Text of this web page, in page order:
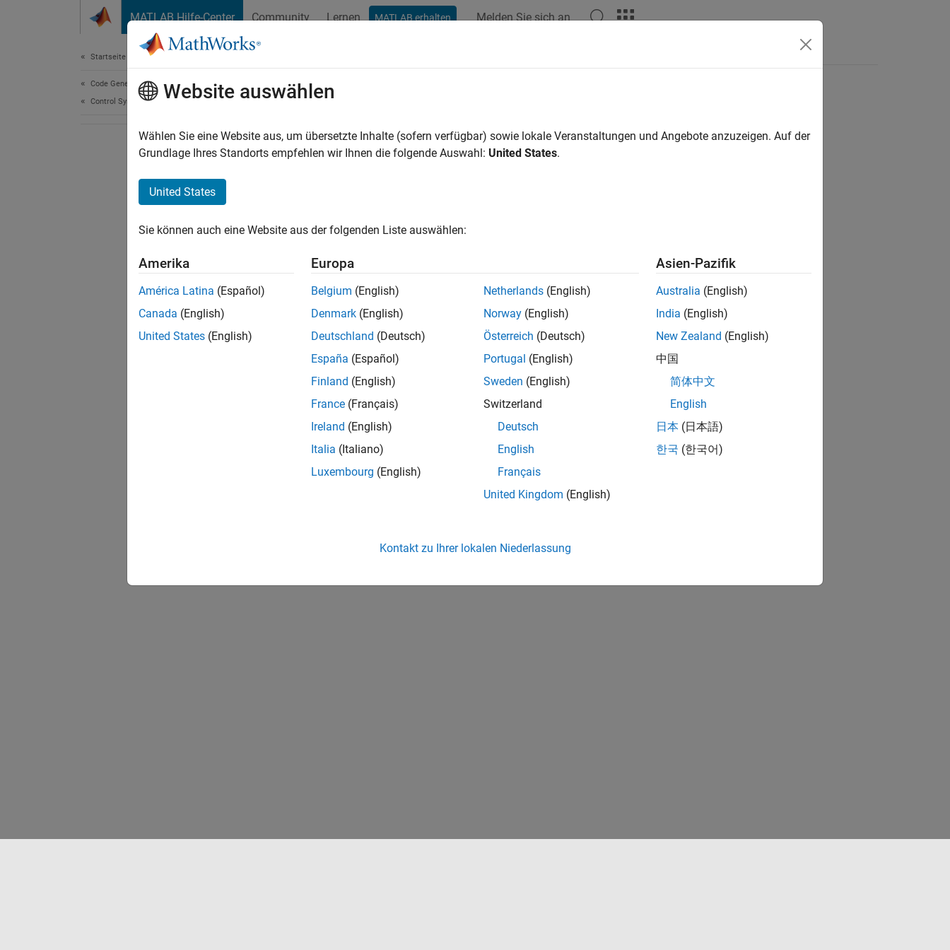
MATLAB Hilfe-Center Community Lernen MATLAB erhalten Melden Sie sich an
Startseite der Dokumentation
Code Generation
Control Systems
How useful was this information?
Website auswählen
Wählen Sie eine Website aus, um übersetzte Inhalte (sofern verfügbar) sowie lokale Veranstaltungen und Angebote anzuzeigen. Auf der
Grundlage Ihres Standorts empfehlen wir Ihnen die folgende Auswahl: United States.
United States
Sie können auch eine Website aus der folgenden Liste auswählen:
Amerika
América Latina (Español)
Canada (English)
United States (English)
Europa
Belgium (English)
Denmark (English)
Deutschland (Deutsch)
España (Español)
Finland (English)
France (Français)
Ireland (English)
Italia (Italiano)
Luxembourg (English)
Netherlands (English)
Norway (English)
Österreich (Deutsch)
Portugal (English)
Sweden (English)
Switzerland
Deutsch
English
Français
United Kingdom (English)
Asien-Pazifik
Australia (English)
India (English)
New Zealand (English)
中国
简体中文
English
日本 (日本語)
한국 (한국어)
Kontakt zu Ihrer lokalen Niederlassung